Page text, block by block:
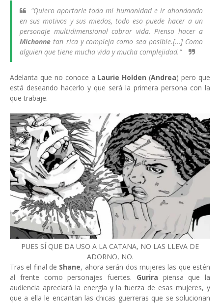
"Quiero aportarle toda mi humanidad e ir ahondando
en sus motivos y sus miedos, todo eso puede hacer a un
personaje multidimensional cobrar vida. Pienso hacer a
Michonne tan rica y compleja como sea posible.[...] Como
alguien que tiene mucha vida y mucha complejidad."
Adelanta que no conoce a Laurie Holden (Andrea) pero que
está deseando hacerlo y que será la primera persona con la
que trabaje.
PUES SÍ QUE DA USO A LA CATANA, NO LAS LLEVA DE
ADORNO, NO.
Tras el final de Shane, ahora serán dos mujeres las que estén
al frente como personajes fuertes. Gurira piensa que la
audiencia apreciará la energía y la fuerza de esas mujeres, y
que a ella le encantan las chicas guerreras que se solucionan